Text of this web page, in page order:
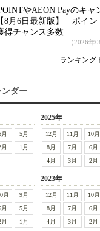
やAEON Payのキャ
8月6日最新版】 ポイン
得チャンス多数
（2026年
ランキング
ダー
月
5月
月 1月
2025年
12月 11月 10月
8月
7月 6月
4月
3月 2月
月
9月
月
5月
月 1月
2023年
12月 11月 10月
8月
7月 6月
4月
3月 2月